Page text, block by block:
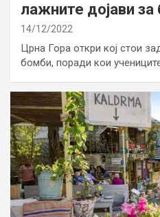
лажните дојави
14/12/2022
Црна Гора откри кој стои
бомби, поради кои